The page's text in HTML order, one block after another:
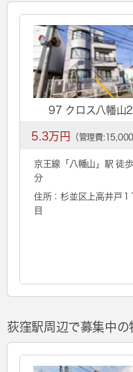
97 クロス八幡山2
5.3万円 （管理費:15,000
京王線「 八幡山 」駅 徒
分
住所：杉並区上高井戸１
目
荻窪駅周辺で募集中の